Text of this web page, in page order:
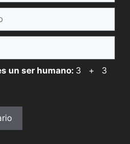
un ser humano: 3 + 3